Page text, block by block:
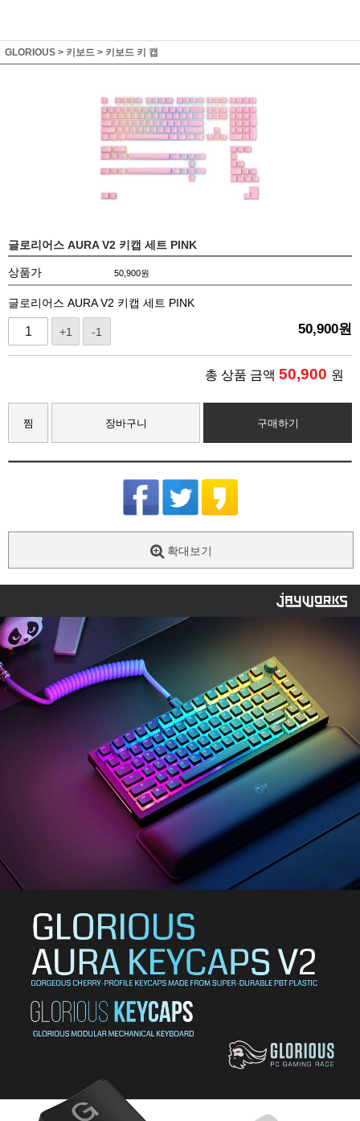
GLORIOUS > 키보드 > 키보드 키 캡
글로리어스 AURA V2 키캡 세트 PINK
상품가 50,900원
글로리어스 AURA V2 키캡 세트 PINK
+1 -1 50,900원
총 상품 금액 50,900 원
찜 장바구니 구매하기
확대보기